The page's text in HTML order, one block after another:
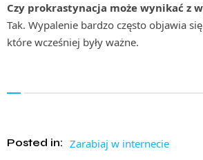
Czy prokrastynacja może wynikać z
Tak. Wypalenie bardzo często objawia
które wcześniej były ważne.
Posted in: Zarabiaj w internecie